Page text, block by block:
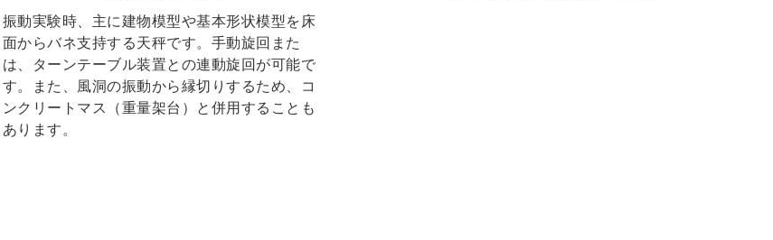
振動実験時、主に建物模型や基本形状模型を床
面からバネ支持する天秤です。手動旋回また
は、ターンテーブル装置との連動旋回が可能で
す。また、風洞の振動から縁切りするため、コ
ンクリートマス（重量架台）と併用することも
あります。